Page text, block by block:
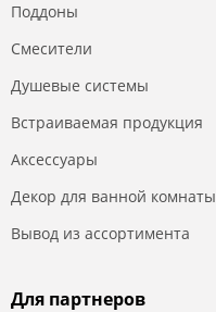
Поддоны
Смесители
Душевые системы
Встраиваемая продукция
Аксессуары
Декор для ванной комнаты
Вывод из ассортимента
Для партнеров